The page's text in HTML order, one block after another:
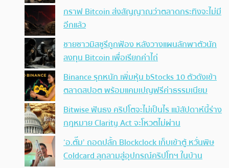
กราฟ Bitcoin ส่งสัญญาณว่าตลาดกระทิงจะไม่มี
อีกแล้ว
ชายชาวมิสซูรีถูกฟ้อง หลังวางแผนลักพาตัวนัก
ลงทุน Bitcoin เพื่อเรียกค่าไถ่
Binance รุกหนัก เพิ่มหุ้น bStocks 10 ตัวดังเข้า
ตลาดสปอต พร้อมแคมเปญฟรีค่าธรรมเนียม
Bitwise ฟันธง คริปโตจะไม่เป็นไร แม้สัปดาห์นี้ร่าง
กฎหมาย Clarity Act จะโหวตไม่ผ่าน
‘อ.ตั๊ม’ ถอดปลั้ก Blockclock เก็บเข้าตู้ หวั่นพิษ
Coldcard ลุกลามสู่อุปกรณ์คริปโทฯ ในบ้าน